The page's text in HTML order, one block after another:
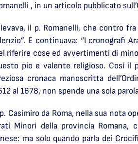
, in un articolo pubblicato
il p. Romanelli, che contro
E continuava: “I cronografi
riferire cose ed avvertimenti di
pio e valente religioso. Così il
cronaca manoscritta
al 1678, non spende una sola
Casimiro da Roma, nella sua nota
Minori della provincia Romana,
ma solo quando parla dei